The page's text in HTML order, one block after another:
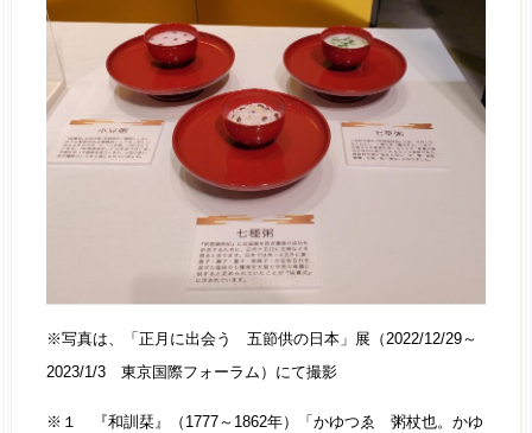
※写真は、「正月に出会う 五節供の日本」展（2022/12/29～
2023/1/3 東京国際フォーラム）にて撮影
※１ 『和訓栞』（1777～1862年）「かゆつゑ 粥杖也。かゆ